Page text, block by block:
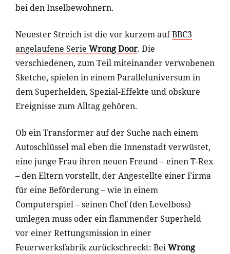
bei den Inselbewohnern.
Neuester Streich ist die vor kurzem aufBBC3
angelaufene Serie Wrong Door. Die
verschiedenen, zum Teil miteinander verwobenen
Sketche, spielen in einem Paralleluniversum in
dem Superhelden, Spezial-Effekte und obskure
Ereignisse zum Alltag gehören.
Ob ein Transformer auf der Suche nach einem
Autoschlüssel mal eben die Innenstadt verwüstet,
eine junge Frau ihren neuen Freund – einen T-Rex
– den Eltern vorstellt, der Angestellte einer Firma
für eine Beförderung – wie in einem
Computerspiel – seinen Chef (den Levelboss)
umlegen muss oder ein flammender Superheld
vor einer Rettungsmission in einer
Feuerwerksfabrik zurückschreckt: BeiWrong